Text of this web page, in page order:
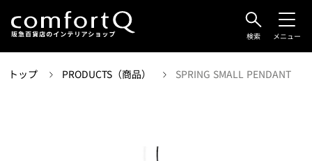
検索 メニュー
トップ PRODUCTS（商品） SPRING SMALL PENDANT